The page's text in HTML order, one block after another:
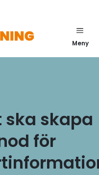
Meny
ska skapa
för